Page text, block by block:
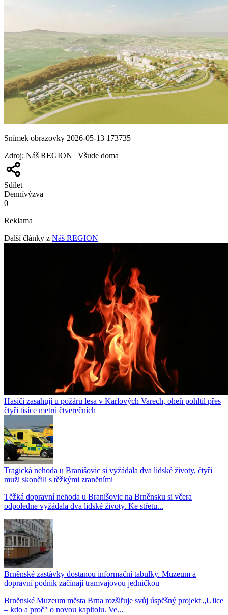
Snímek obrazovky 2026-05-13 173735
Zdroj: Náš REGION | Všude doma
Sdílet
Dennívýzva
0
Reklama
Další články z Náš REGION
Hasiči zasahují u požáru lesa v Karlových Varech, oheň pohltil přes
čtyři tisíce metrů čtverečních
Tragická nehoda u Branišovic si vyžádala dva lidské životy, čtyři
muži skončili s těžkými zraněními
Těžká dopravní nehoda u Branišovic na Brněnsku si včera
odpoledne vyžádala dva lidské životy. Ke střetu...
Brněnské zastávky dostanou informační tabulky. Muzeum a
dopravní podnik začínají tramvajovou jedničkou
Brněnské Muzeum města Brna rozšiřuje svůj úspěšný projekt „Ulice
– kdo a proč" o novou kapitolu. Ve...